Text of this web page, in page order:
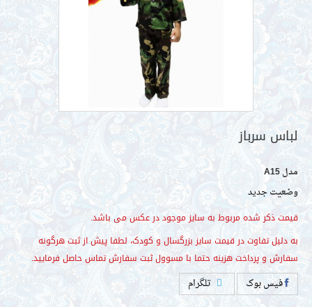
سرباز
مدلA15
وضعیتجدید
ذکر شده مربوط به سایز موجود در عکس می باشد.
فیس بوک تلگرام